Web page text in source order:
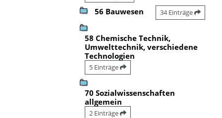
56 Bauwesen 34 Einträge
58 Chemische Technik,
Umwelttechnik, verschiedene
Technologien
5 Einträge
70 Sozialwissenschaften
allgemein
2 Einträge